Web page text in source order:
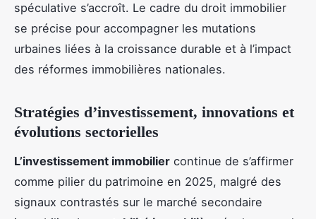
spéculative s’accroît. Le cadre du droit immobilier
se précise pour accompagner les mutations
urbaines liées à la croissance durable et à l’impact
des réformes immobilières nationales.
Stratégies d’investissement, innovations et
évolutions sectorielles
L’investissement immobilier continue de s’affirmer
comme pilier du patrimoine en 2025, malgré des
signaux contrastés sur le marché secondaire